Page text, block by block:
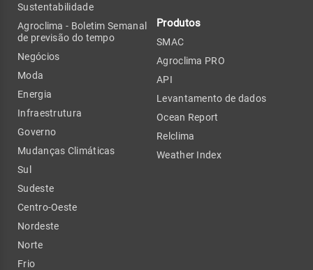
Sustentabilidade
Agroclima - Boletim Semanal
de previsão do tempo
Negócios
Moda
Energia
Infraestrutura
Governo
Mudanças Climáticas
Sul
Sudeste
Centro-Oeste
Nordeste
Norte
Frio
Produtos
SMAC
Agroclima PRO
API
Levantamento de dados
Ocean Report
Relclima
Weather Index